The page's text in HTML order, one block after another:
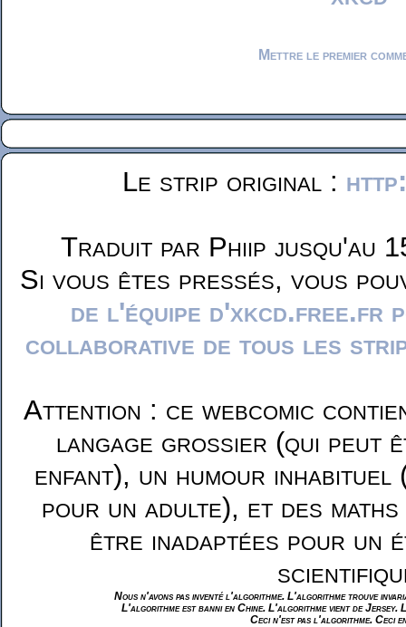
Mettre le premier
Le strip original :
Traduit par Phiip jusqu'au
Si vous êtes pressés, vous
de l'équipe d'xkcd.free.fr
collaborative de tous les
Attention : ce webcomic
langage grossier (qui peut
enfant), un humour inhabituel
pour un adulte), et des maths
être inadaptées pour un
Nous n'avons pas inventé l'algorithme. L'algorithme trouve
L'algorithme est banni en Chine. L'algorithme vient de Jersey.
Ceci n'est pas l'algorithme. Ceci